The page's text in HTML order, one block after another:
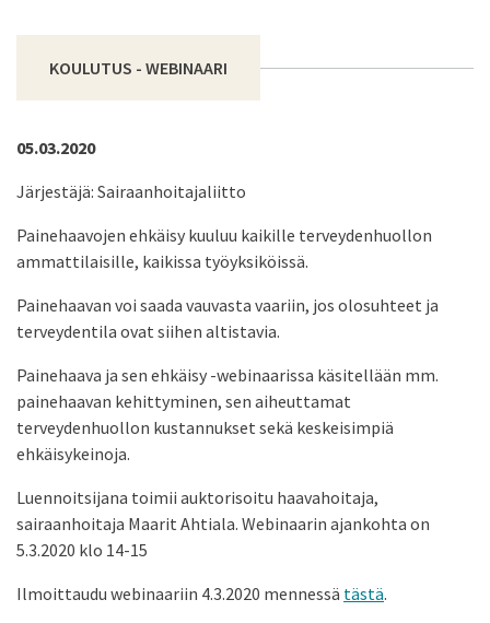
KOULUTUS - WEBINAARI
05.03.2020
Järjestäjä: Sairaanhoitajaliitto
Painehaavojen ehkäisy kuuluu kaikille terveydenhuollon
ammattilaisille, kaikissa työyksiköissä.
Painehaavan voi saada vauvasta vaariin, jos olosuhteet ja
terveydentila ovat siihen altistavia.
Painehaava ja sen ehkäisy -webinaarissa käsitellään mm.
painehaavan kehittyminen, sen aiheuttamat
terveydenhuollon kustannukset sekä keskeisimpiä
ehkäisykeinoja.
Luennoitsijana toimii auktorisoitu haavahoitaja,
sairaanhoitaja Maarit Ahtiala. Webinaarin ajankohta on
5.3.2020 klo 14-15
Ilmoittaudu webinaariin 4.3.2020 mennessä tästä.